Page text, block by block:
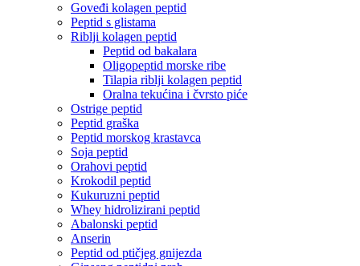
Goveđi kolagen peptid
Peptid s glistama
Riblji kolagen peptid
Peptid od bakalara
Oligopeptid morske ribe
Tilapia riblji kolagen peptid
Oralna tekućina i čvrsto piće
Ostrige peptid
Peptid graška
Peptid morskog krastavca
Soja peptid
Orahovi peptid
Krokodil peptid
Kukuruzni peptid
Whey hidrolizirani peptid
Abalonski peptid
Anserin
Peptid od ptičjeg gnijezda